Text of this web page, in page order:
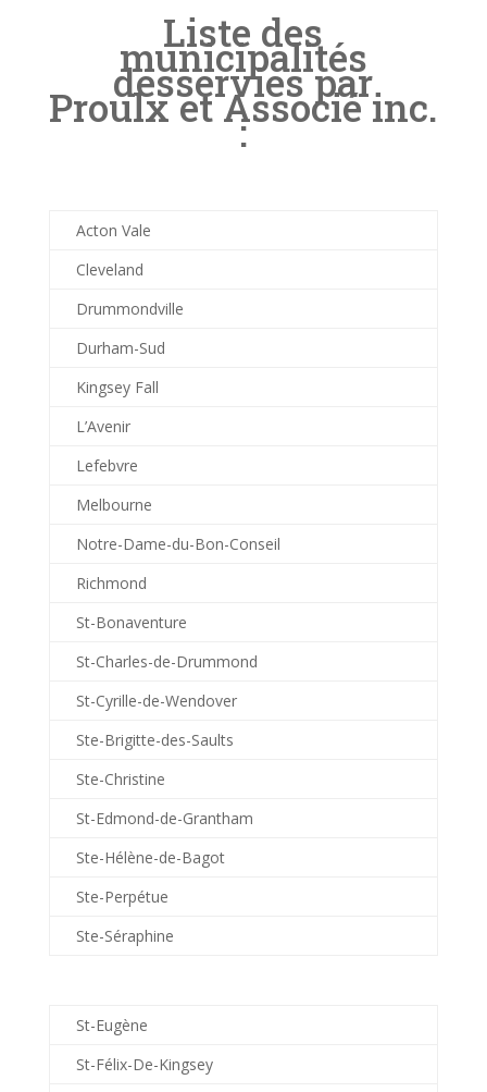
Liste des
municipalités
desservies par
Proulx et Associé inc.
:
Acton Vale
Cleveland
Drummondville
Durham-Sud
Kingsey Fall
L’Avenir
Lefebvre
Melbourne
Notre-Dame-du-Bon-Conseil
Richmond
St-Bonaventure
St-Charles-de-Drummond
St-Cyrille-de-Wendover
Ste-Brigitte-des-Saults
Ste-Christine
St-Edmond-de-Grantham
Ste-Hélène-de-Bagot
Ste-Perpétue
Ste-Séraphine
St-Eugène
St-Félix-De-Kingsey